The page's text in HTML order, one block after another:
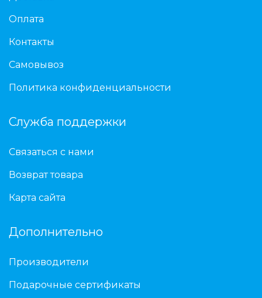
Оплата
Контакты
Самовывоз
Политика конфиденциальности
Служба поддержки
Связаться с нами
Возврат товара
Карта сайта
Дополнительно
Производители
Подарочные сертификаты